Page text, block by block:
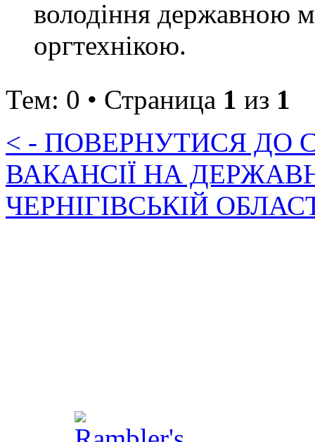
володіння державною
оргтехнікою.
Тем: 0 • Страница 1 из 1
< - ПОВЕРНУТИСЯ ДО
ВАКАНСІЇ НА
ЧЕРНІГІВСЬКІЙ